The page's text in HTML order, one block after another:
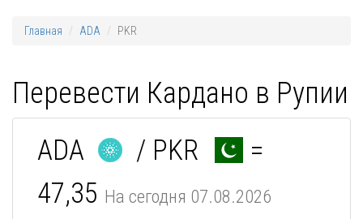
Главная ADA PKR
Перевести Кардано в Рупии
ADA / PKR
=
47,35 На сегодня 07.08.2026